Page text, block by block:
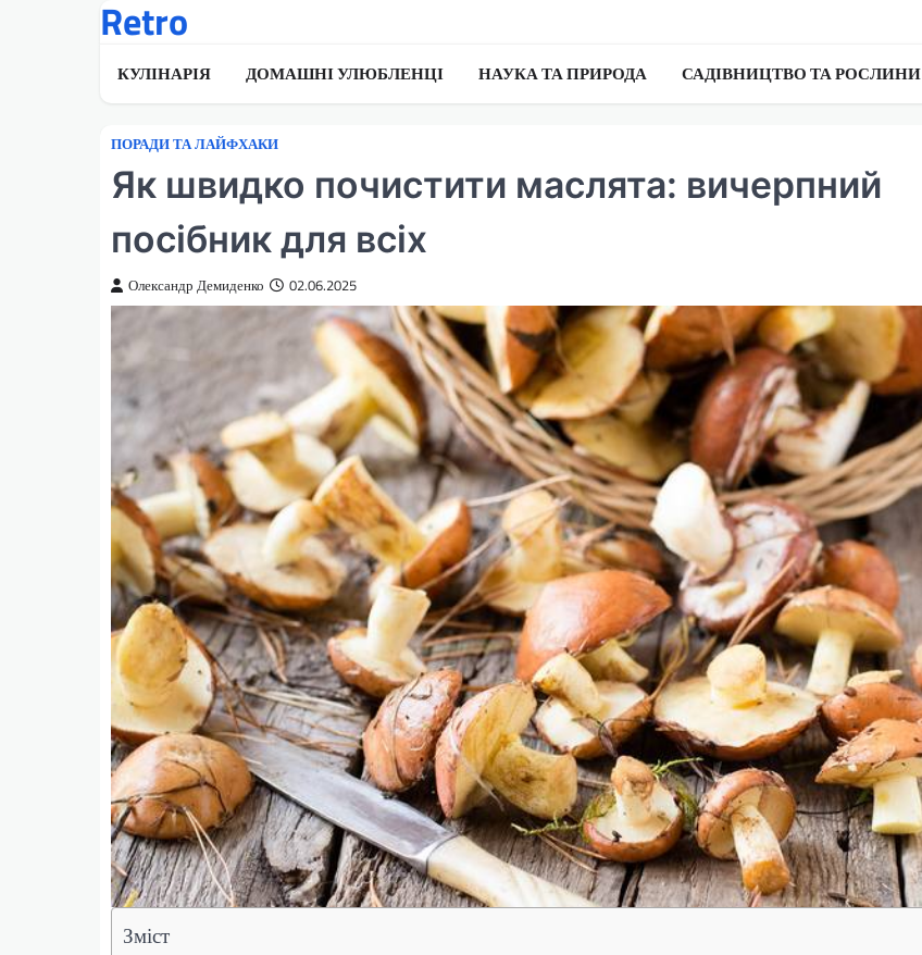
Retro
КУЛІНАРІЯ ДОМАШНІ УЛЮБЛЕНЦІ НАУКА ТА ПРИРОДА САДІВНИЦТВО ТА РОСЛИНИ
ПОРАДИ ТА ЛАЙФХАКИ
Як швидко почистити маслята: вичерпний
посібник для всіх
Олександр Демиденко 02.06.2025
Зміст